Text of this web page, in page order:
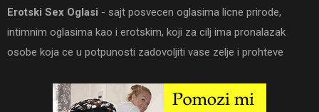
Erotski Sex Oglasi - sajt posvecen oglasima licne prirode,
intimnim oglasima kao i erotskim, koji za cilj ima pronalazak
osobe koja ce u potpunosti zadovoljiti vase zelje i prohteve